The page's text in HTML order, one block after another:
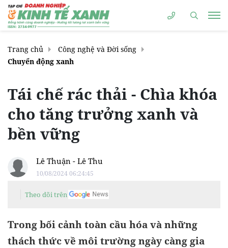
Trang chủ
Công nghệ và Đời sống
Chuyển động xanh
Tái chế rác thải - Chìa khóa
cho tăng trưởng xanh và
bền vững
Lê Thuận - Lê Thu
10/08/2024 06:24:45
Theo dõi trên
Trong bối cảnh toàn cầu hóa và những
thách thức về môi trường ngày càng gia